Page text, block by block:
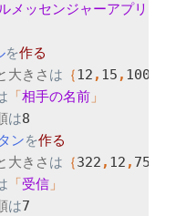
メッセンジャーアプリ
を
大きさ は ｛12 , 15 , 100
「 相手の名前
は8
ンを
大きさ は ｛322 , 12 , 75
「 受信
は7